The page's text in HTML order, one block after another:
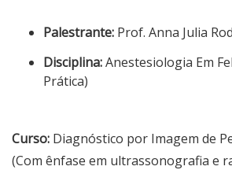
Palestrante: Prof. Anna Julia
Disciplina:Anestesiologia Em
Prática)
Curso: Diagnóstico por Imagem de
(Com ênfase em ultrassonografia e